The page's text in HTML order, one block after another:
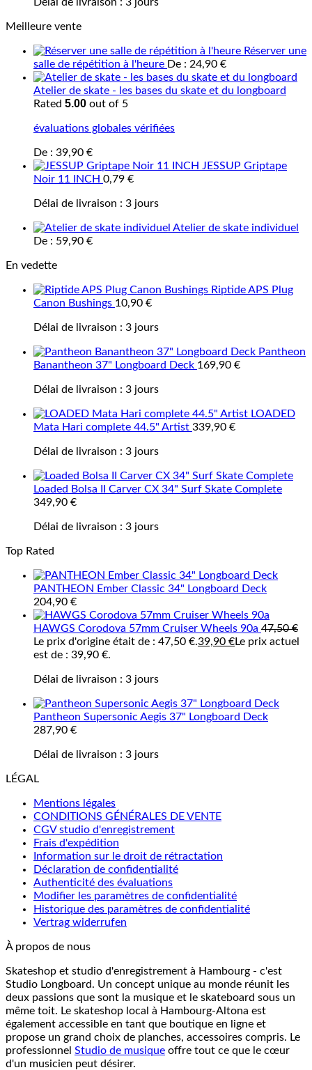
Meilleure vente
Réserver une
salle de répétition à l'heure De : 24,90 €
Atelier de skate - les bases du skate et du longboard
Rated 5.00 out of 5
évaluations globales vérifiées
De : 39,90 €
JESSUP Griptape
Noir 11 INCH 0,79 €
Délai de livraison : 3 jours
Atelier de skate individuel
De : 59,90 €
En vedette
Riptide APS Plug
Canon Bushings 10,90 €
Délai de livraison : 3 jours
Pantheon
Banantheon 37" Longboard Deck 169,90 €
Délai de livraison : 3 jours
LOADED
Mata Hari complete 44.5" Artist 339,90 €
Délai de livraison : 3 jours
Loaded Bolsa II Carver CX 34" Surf Skate Complete
349,90 €
Délai de livraison : 3 jours
Top Rated
PANTHEON Ember Classic 34" Longboard Deck
204,90 €
HAWGS Corodova 57mm Cruiser Wheels 90a 47,50€
Le prix d'origine était de : 47,50 €.39,90 €Le prix actuel
est de : 39,90 €.
Délai de livraison : 3 jours
Pantheon Supersonic Aegis 37" Longboard Deck
287,90 €
Délai de livraison : 3 jours
LÉGAL
Mentions légales
CONDITIONS GÉNÉRALES DE VENTE
CGV studio d'enregistrement
Frais d'expédition
Information sur le droit de rétractation
Déclaration de confidentialité
Authenticité des évaluations
Modifier les paramètres de confidentialité
Historique des paramètres de confidentialité
Vertrag widerrufen
À propos de nous
Skateshop et studio d'enregistrement à Hambourg - c'est
Studio Longboard. Un concept unique au monde réunit les
deux passions que sont la musique et le skateboard sous un
même toit. Le skateshop local à Hambourg-Altona est
également accessible en tant que boutique en ligne et
propose un grand choix de planches, accessoires compris. Le
professionnel Studio de musique offre tout ce que le cœur
d'un musicien peut désirer.